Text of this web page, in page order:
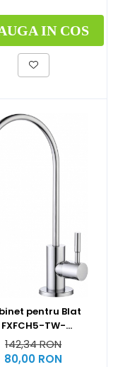
IN COS
pentru Blat
FXFCH5-TW-
87144000003M
142,34 RON
80,00 RON